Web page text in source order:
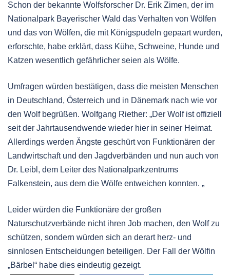
Schon der bekannte Wolfsforscher Dr. Erik Zimen, der im
Nationalpark Bayerischer Wald das Verhalten von Wölfen
und das von Wölfen, die mit Königspudeln gepaart wurden,
erforschte, habe erklärt, dass Kühe, Schweine, Hunde und
Katzen wesentlich gefährlicher seien als Wölfe.
Umfragen würden bestätigen, dass die meisten Menschen
in Deutschland, Österreich und in Dänemark nach wie vor
den Wolf begrüßen. Wolfgang Riether: „Der Wolf ist offiziell
seit der Jahrtausendwende wieder hier in seiner Heimat.
Allerdings werden Ängste geschürt von Funktionären der
Landwirtschaft und den Jagdverbänden und nun auch von
Dr. Leibl, dem Leiter des Nationalparkzentrums
Falkenstein, aus dem die Wölfe entweichen konnten. „
Leider würden die Funktionäre der großen
Naturschutzverbände nicht ihren Job machen, den Wolf zu
schützen, sondern würden sich an derart herz- und
sinnlosen Entscheidungen beteiligen. Der Fall der Wölfin
„Bärbel“ habe dies eindeutig gezeigt.